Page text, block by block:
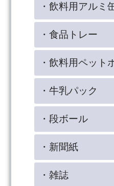
・飲料用アルミ
・食品トレー
・飲料用ペット
・牛乳パック
・段ボール
・新聞紙
・雑誌